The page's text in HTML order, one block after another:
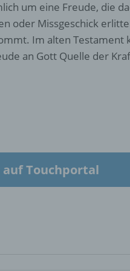
um eine Freude, die
oder Missgeschick
Im alten Testament
an Gott Quelle der
Touchportal
von dem für die
Verfahren
das Erheben,
die
Abfragen, die
Verbreitung oder